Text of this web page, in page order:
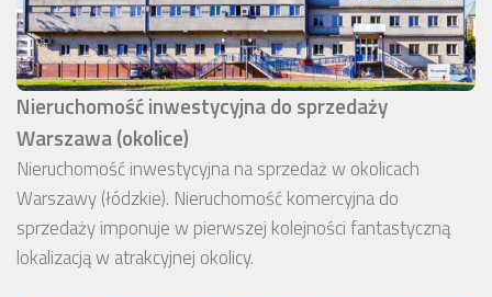
Nieruchomość inwestycyjna do sprzedaży
Warszawa (okolice)
Nieruchomość inwestycyjna na sprzedaż w okolicach
Warszawy (łódzkie). Nieruchomość komercyjna do
sprzedaży imponuje w pierwszej kolejności fantastyczną
lokalizacją w atrakcyjnej okolicy.